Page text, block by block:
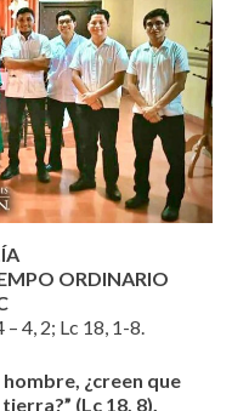
ORDINARIO
4, 2; Lc 18, 1-8.
¿creen que
(Lc 18, 8).